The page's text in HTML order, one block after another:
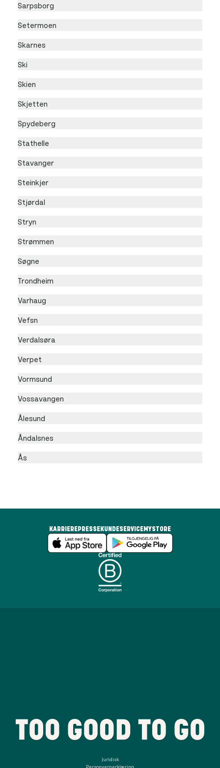
Sarpsborg
Setermoen
Skarnes
Ski
Skien
Skjetten
Spydeberg
Stathelle
Stavanger
Steinkjer
Stjørdal
Stryn
Strømmen
Søgne
Trondheim
Varhaug
Vefsn
Verdalsøra
Verpet
Vormsund
Vossavangen
Ålesund
Åndalsnes
Ås
KARRIERE PRESSE KUNDESERVICE MYSTORE
Juridisk
Personvernerklæring